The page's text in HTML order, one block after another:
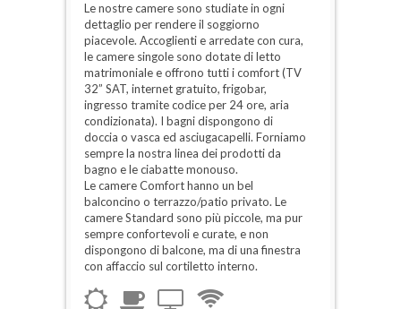
Le nostre camere sono studiate in ogni
dettaglio per rendere il soggiorno
piacevole. Accoglienti e arredate con cura,
le camere singole sono dotate di letto
matrimoniale e offrono tutti i comfort (TV
32” SAT, internet gratuito, frigobar,
ingresso tramite codice per 24 ore, aria
condizionata). I bagni dispongono di
doccia o vasca ed asciugacapelli. Forniamo
sempre la nostra linea dei prodotti da
bagno e le ciabatte monouso.
Le camere Comfort hanno un bel
balconcino o terrazzo/patio privato. Le
camere Standard sono più piccole, ma pur
sempre confortevoli e curate, e non
dispongono di balcone, ma di una finestra
con affaccio sul cortiletto interno.